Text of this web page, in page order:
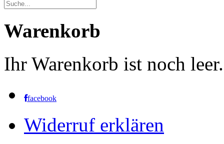
Warenkorb
Ihr Warenkorb ist noch leer.
facebook
Widerruf erklären